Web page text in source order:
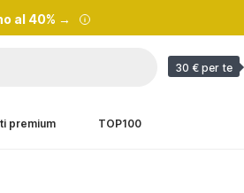
al 40% →
30 € per te
premium TOP100